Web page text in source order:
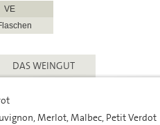
VE
DAS WEINGUT
Merlot, Malbec, Petit Verdot